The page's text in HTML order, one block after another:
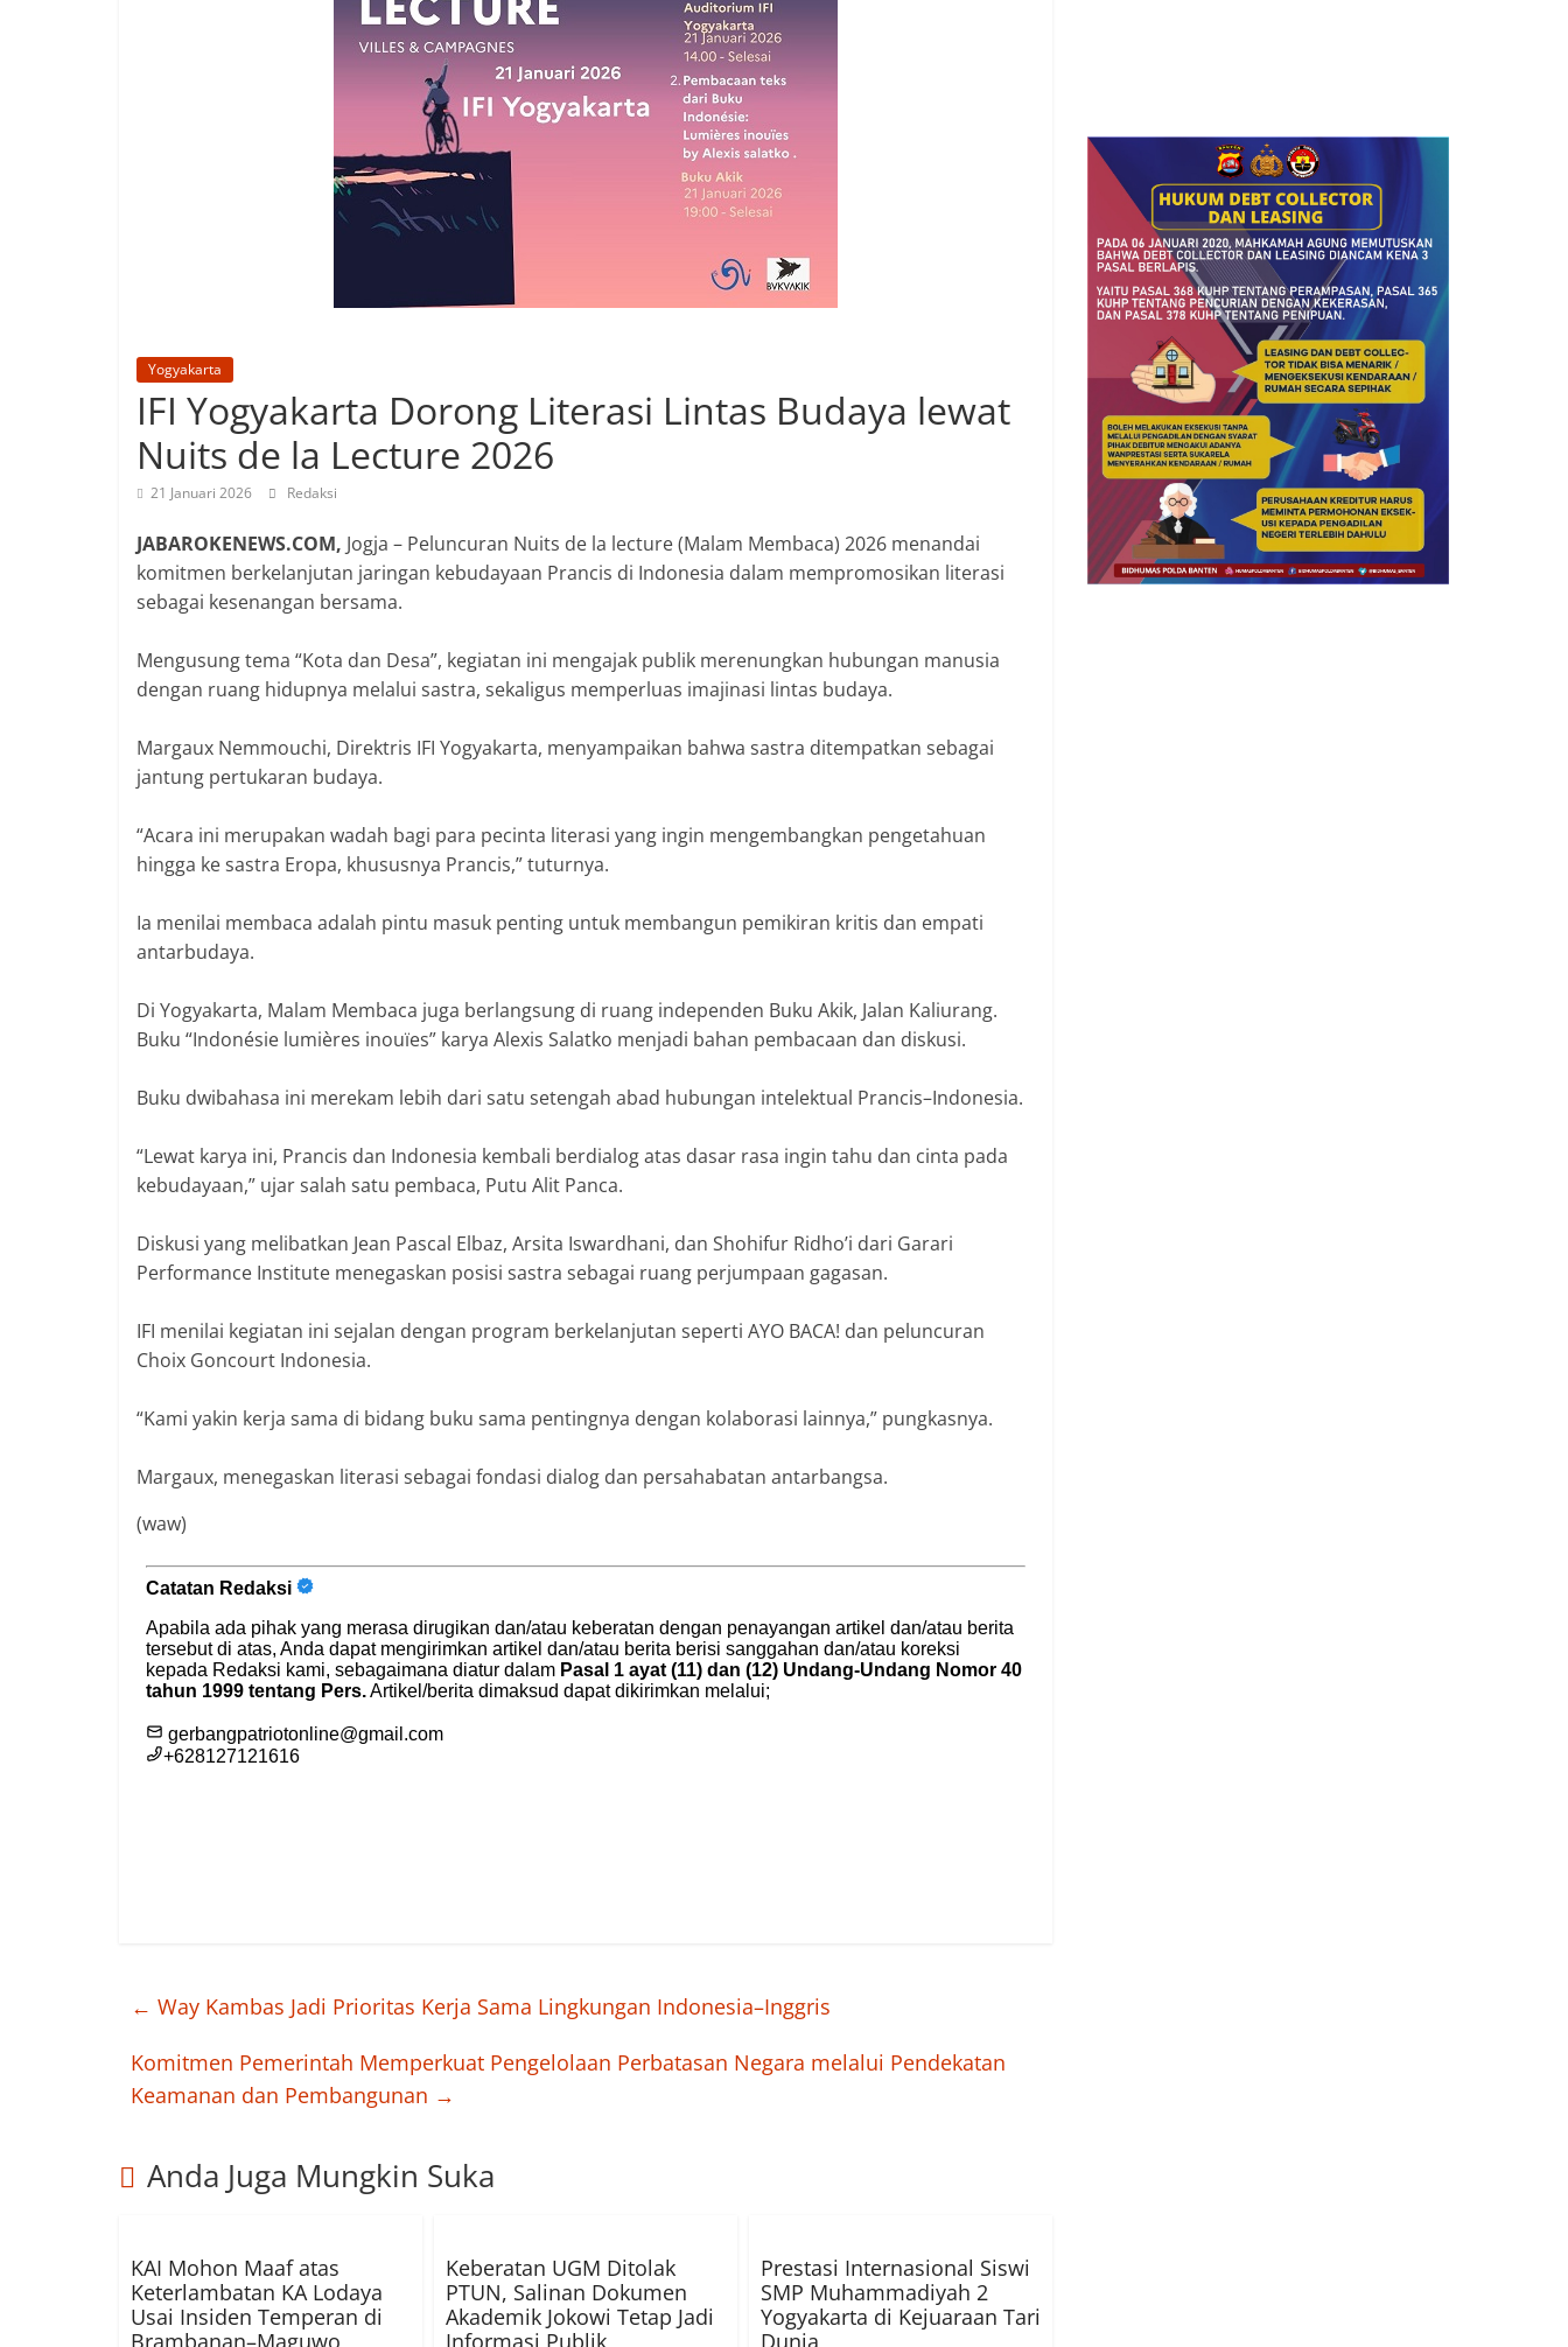
Yogyakarta
IFI Yogyakarta Dorong Literasi Lintas Budaya lewat
Nuits de la Lecture 2026
21 Januari 2026 Redaksi
‎JABAROKENEWS.COM, Jogja – Peluncuran Nuits de la lecture (Malam Membaca) 2026 menandai
komitmen berkelanjutan jaringan kebudayaan Prancis di Indonesia dalam mempromosikan literasi
sebagai kesenangan bersama.
‎Mengusung tema “Kota dan Desa”, kegiatan ini mengajak publik merenungkan hubungan manusia
dengan ruang hidupnya melalui sastra, sekaligus memperluas imajinasi lintas budaya.
‎Margaux Nemmouchi, Direktris IFI Yogyakarta, menyampaikan bahwa sastra ditempatkan sebagai
jantung pertukaran budaya.
‎“Acara ini merupakan wadah bagi para pecinta literasi yang ingin mengembangkan pengetahuan
hingga ke sastra Eropa, khususnya Prancis,” tuturnya.
‎Ia menilai membaca adalah pintu masuk penting untuk membangun pemikiran kritis dan empati
antarbudaya.
‎Di Yogyakarta, Malam Membaca juga berlangsung di ruang independen Buku Akik, Jalan Kaliurang.
Buku “Indonésie lumières inouïes” karya Alexis Salatko menjadi bahan pembacaan dan diskusi.
‎Buku dwibahasa ini merekam lebih dari satu setengah abad hubungan intelektual Prancis–Indonesia.
‎“Lewat karya ini, Prancis dan Indonesia kembali berdialog atas dasar rasa ingin tahu dan cinta pada
kebudayaan,” ujar salah satu pembaca, Putu Alit Panca.
‎Diskusi yang melibatkan Jean Pascal Elbaz, Arsita Iswardhani, dan Shohifur Ridho’i dari Garari
Performance Institute menegaskan posisi sastra sebagai ruang perjumpaan gagasan.
‎IFI menilai kegiatan ini sejalan dengan program berkelanjutan seperti AYO BACA! dan peluncuran
Choix Goncourt Indonesia.
‎“Kami yakin kerja sama di bidang buku sama pentingnya dengan kolaborasi lainnya,” pungkasnya.
‎Margaux, menegaskan literasi sebagai fondasi dialog dan persahabatan antarbangsa.
(waw)
← Way Kambas Jadi Prioritas Kerja Sama Lingkungan Indonesia–Inggris
Komitmen Pemerintah Memperkuat Pengelolaan Perbatasan Negara melalui Pendekatan
Keamanan dan Pembangunan →
Anda Juga Mungkin Suka
KAI Mohon Maaf atas
Keterlambatan KA Lodaya
Usai Insiden Temperan di
Brambanan–Maguwo
Keberatan UGM Ditolak
PTUN, Salinan Dokumen
Akademik Jokowi Tetap Jadi
Informasi Publik
Prestasi Internasional Siswi
SMP Muhammadiyah 2
Yogyakarta di Kejuaraan Tari
Dunia